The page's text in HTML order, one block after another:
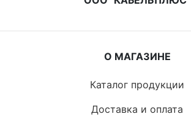
О МАГАЗИНЕ
Каталог продукции
Доставка и оплата